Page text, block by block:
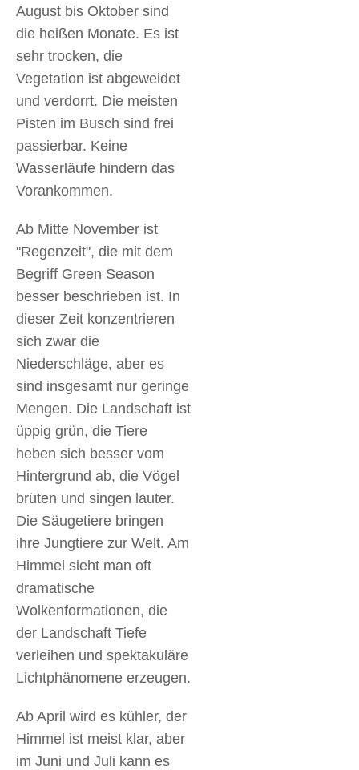
August bis Oktober sind
die heißen Monate. Es ist
sehr trocken, die
Vegetation ist abgeweidet
und verdorrt. Die meisten
Pisten im Busch sind frei
passierbar. Keine
Wasserläufe hindern das
Vorankommen.
Ab Mitte November ist
"Regenzeit", die mit dem
Begriff Green Season
besser beschrieben ist. In
dieser Zeit konzentrieren
sich zwar die
Niederschläge, aber es
sind insgesamt nur geringe
Mengen. Die Landschaft ist
üppig grün, die Tiere
heben sich besser vom
Hintergrund ab, die Vögel
brüten und singen lauter.
Die Säugetiere bringen
ihre Jungtiere zur Welt. Am
Himmel sieht man oft
dramatische
Wolkenformationen, die
der Landschaft Tiefe
verleihen und spektakuläre
Lichtphänomene erzeugen.
Ab April wird es kühler, der
Himmel ist meist klar, aber
im Juni und Juli kann es